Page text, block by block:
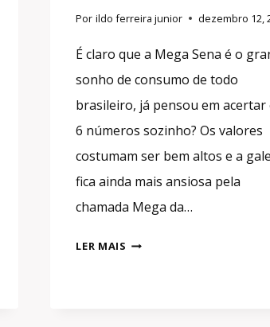
Por ildo ferreira junior dezembro 12,
É claro que a Mega Sena é o
sonho de consumo de todo
brasileiro, já pensou em acertar
6 números sozinho? Os valores
costumam ser bem altos e a
fica ainda mais ansiosa pela
chamada Mega da…
LER MAIS